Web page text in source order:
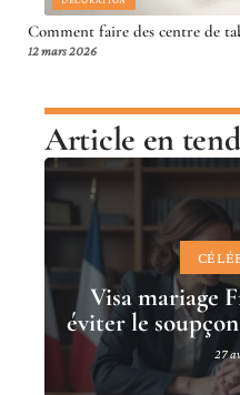
Comment faire des centre de
12 mars 2026
Article en
Visa mariage
éviter le
27